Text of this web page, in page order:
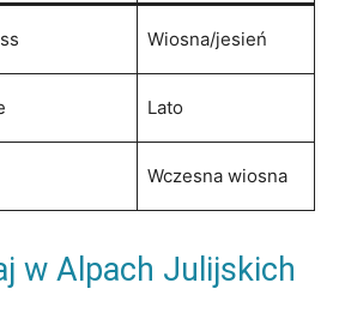
Wiosna/jesień
Lato
Wczesna wiosna
w Alpach Julijskich